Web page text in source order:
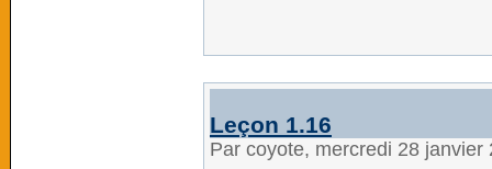
Leçon 1.16
Par coyote, mercredi 28